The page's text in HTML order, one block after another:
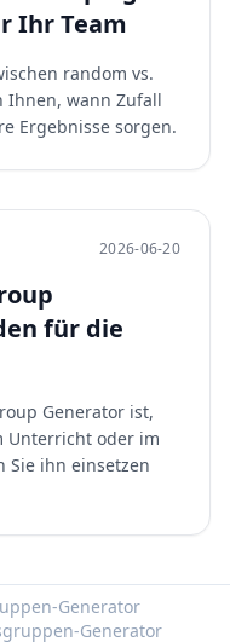
Ihr Team
random vs.
Ihnen, wann Zufall
Ergebnisse sorgen.
2026-06-20
für die
Generator ist,
Unterricht oder im
Sie ihn einsetzen
Generator
Generator